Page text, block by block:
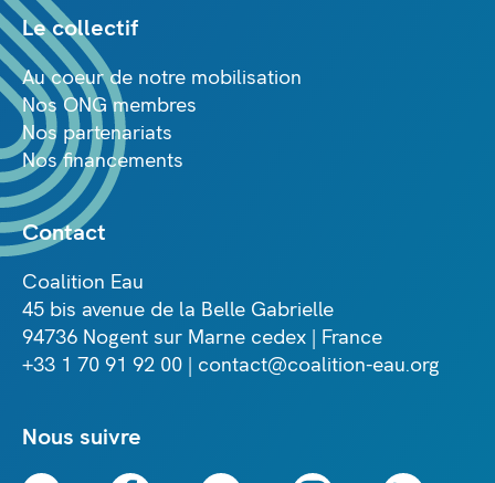
Le collectif
Au coeur de notre mobilisation
Nos ONG membres
Nos partenariats
Nos financements
Contact
Coalition Eau
45 bis avenue de la Belle Gabrielle
94736 Nogent sur Marne cedex | France
+33 1 70 91 92 00 | contact@coalition-eau.org
Nous suivre